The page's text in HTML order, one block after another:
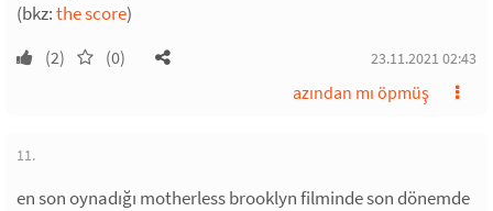
(bkz:the score)
(2) (0) 23.11.2021 02:43
azından mı öpmüş
11.
en son oynadığı motherless brooklyn filminde son dönemde